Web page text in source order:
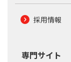
採用情報
専門サイト